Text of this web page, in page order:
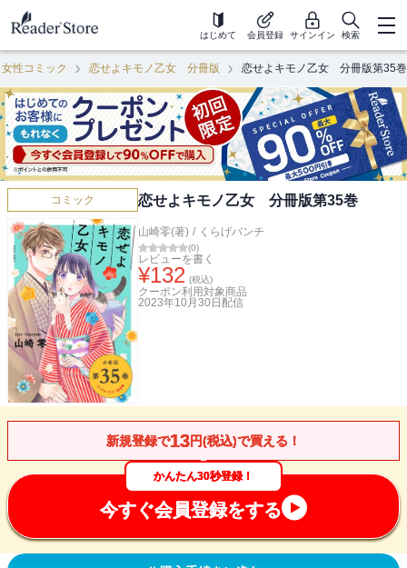
はじめて 会員登録 サインイン 検索
女性コミック 恋せよキモノ乙女 分冊版 恋せよキモノ乙女 分冊版第35巻
コミック 恋せよキモノ乙女 分冊版第35巻
山崎零(著) / くらげバンチ
(0)
レビューを書く
¥132 (税込)
クーポン利用対象商品
2023年10月30日 配信
新規登録で13円(税込)で買える！
かんたん30秒登録！
今すぐ会員登録をする